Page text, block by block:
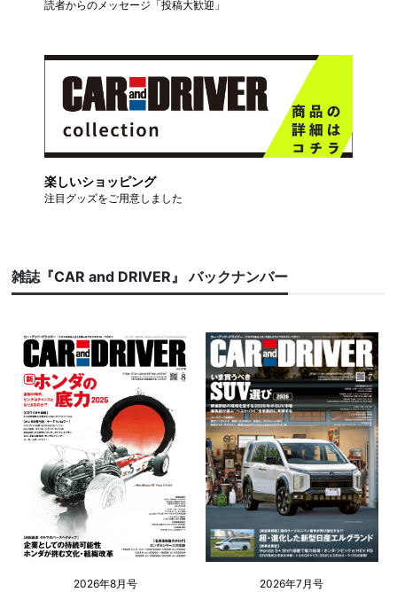
読者からのメッセージ「投稿大歓迎」
楽しいショッピング
注目グッズをご用意しました
雑誌『CAR and DRIVER』 バックナンバー
2026年8月号 2026年7月号